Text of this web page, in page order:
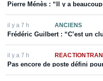
Pierre Ménès : “Il y a
il y a 7 h ANCIENS
Frédéric Guilbert : “C’est un
il y a 7 h RÉACTION
Pas encore de poste défini